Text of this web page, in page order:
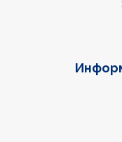
Фуутер